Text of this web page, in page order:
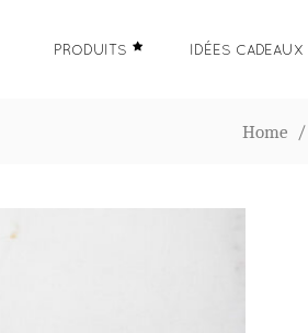
PRODUITS IDÉES CADEAUX
Home /